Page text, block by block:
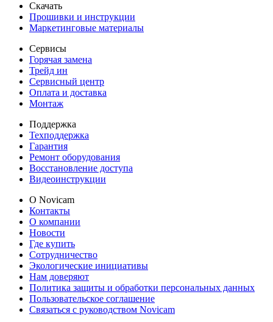
Скачать
Прошивки и инструкции
Маркетинговые материалы
Сервисы
Горячая замена
Трейд ин
Сервисный центр
Оплата и доставка
Монтаж
Поддержка
Техподдержка
Гарантия
Ремонт оборудования
Восстановление доступа
Видеоинструкции
О Novicam
Контакты
О компании
Новости
Где купить
Сотрудничество
Экологические инициативы
Нам доверяют
Политика защиты и обработки персональных данных
Пользовательское соглашение
Связаться с руководством Novicam